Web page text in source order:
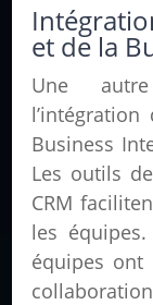
et de la
Une
Business
Les outils
CRM
les
équipes ont